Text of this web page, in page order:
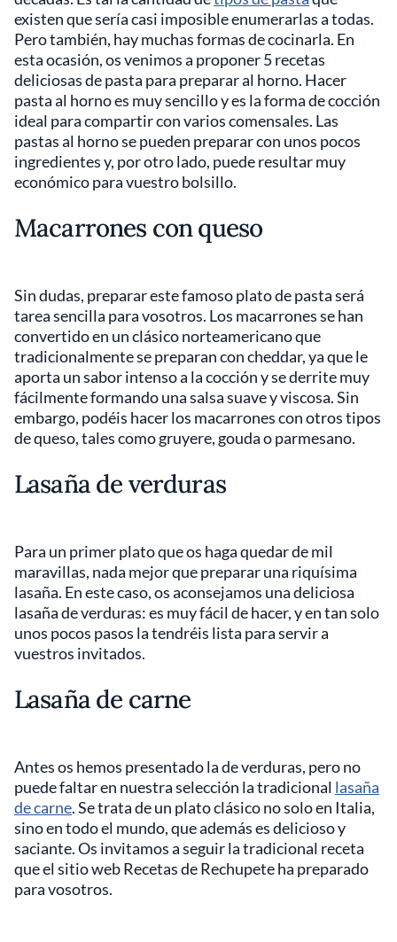
existen que sería casi imposible enumerarlas a todas.
Pero también, hay muchas formas de cocinarla. En
esta ocasión, os venimos a proponer 5 recetas
deliciosas de pasta para preparar al horno. Hacer
pasta al horno es muy sencillo y es la forma de cocción
ideal para compartir con varios comensales. Las
pastas al horno se pueden preparar con unos pocos
ingredientes y, por otro lado, puede resultar muy
económico para vuestro bolsillo.
Macarrones con queso
Sin dudas, preparar este famoso plato de pasta será
tarea sencilla para vosotros. Los macarrones se han
convertido en un clásico norteamericano que
tradicionalmente se preparan con cheddar, ya que le
aporta un sabor intenso a la cocción y se derrite muy
fácilmente formando una salsa suave y viscosa. Sin
embargo, podéis hacer los macarrones con otros tipos
de queso, tales como gruyere, gouda o parmesano.
Lasaña de verduras
Para un primer plato que os haga quedar de mil
maravillas, nada mejor que preparar una riquísima
lasaña. En este caso, os aconsejamos una deliciosa
lasaña de verduras: es muy fácil de hacer, y en tan solo
unos pocos pasos la tendréis lista para servir a
vuestros invitados.
Lasaña de carne
Antes os hemos presentado la de verduras, pero no
puede faltar en nuestra selección la tradicional lasaña
de carne. Se trata de un plato clásico no solo en Italia,
sino en todo el mundo, que además es delicioso y
saciante. Os invitamos a seguir la tradicional receta
que el sitio web Recetas de Rechupete ha preparado
para vosotros.